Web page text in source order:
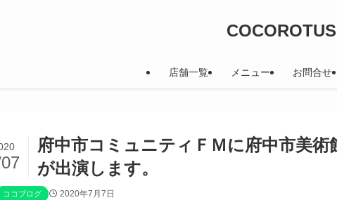
COCOROTUS
店舗一覧 メニュー お問合せ
府中市コミュニティＦＭに府中市美
が出演します。
ココブログ 2020年7月7日